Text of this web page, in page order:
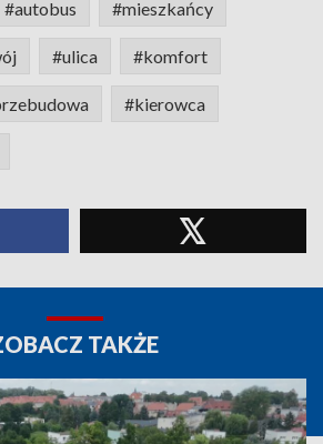
#autobus #mieszkańcy
#ulica #komfort
#kierowca
TAKŻE